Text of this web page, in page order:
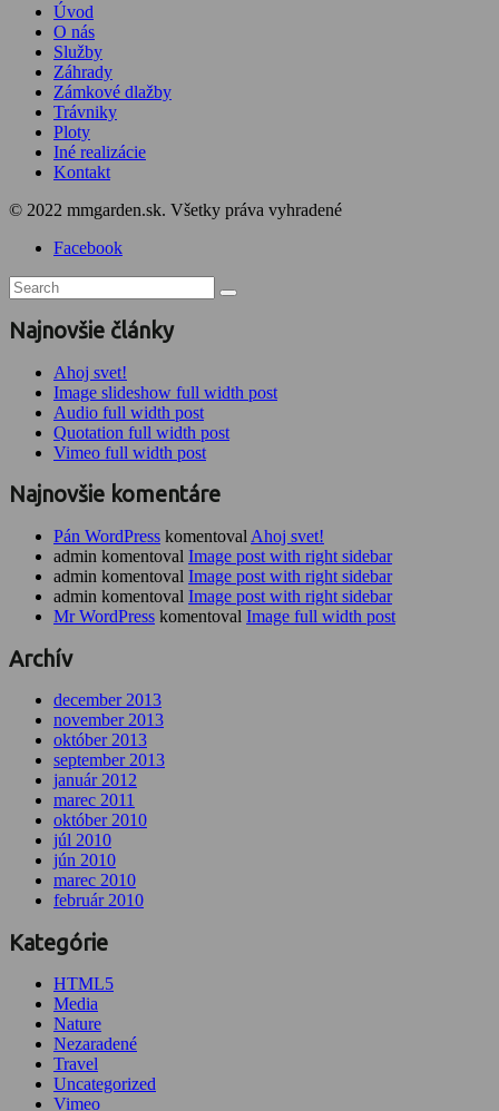
Úvod
O nás
Služby
Záhrady
Zámkové dlažby
Trávniky
Ploty
Iné realizácie
Kontakt
© 2022 mmgarden.sk. Všetky práva vyhradené
Facebook
Najnovšie články
Ahoj svet!
Image slideshow full width post
Audio full width post
Quotation full width post
Vimeo full width post
Najnovšie komentáre
Pán WordPress komentoval Ahoj svet!
admin komentoval Image post with right sidebar
admin komentoval Image post with right sidebar
admin komentoval Image post with right sidebar
Mr WordPress komentoval Image full width post
Archív
december 2013
november 2013
október 2013
september 2013
január 2012
marec 2011
október 2010
júl 2010
jún 2010
marec 2010
február 2010
Kategórie
HTML5
Media
Nature
Nezaradené
Travel
Uncategorized
Vimeo